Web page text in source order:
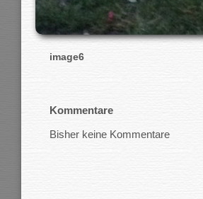
image6
Kommentare
Bisher keine Kommentare